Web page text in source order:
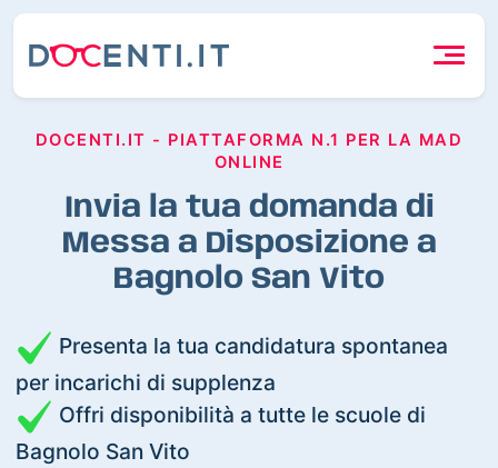
DOCENTI.IT - PIATTAFORMA N.1 PER LA MAD
ONLINE
Invia la tua domanda di
Messa a Disposizione a
Bagnolo San Vito
Presenta la tua candidatura spontanea
per incarichi di supplenza
Offri disponibilità a tutte le scuole di
Bagnolo San Vito